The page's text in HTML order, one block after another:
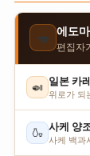
🍣 에도
편집자
🍛 일본 카
위로가 되
🍶 사케 양
사케 백과